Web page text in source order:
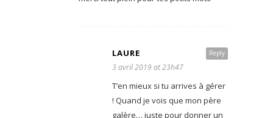
Reply
LAURE
3 avril 2019 at 23h47
T’en mieux si tu arrives à gérer
! Quand je vois que mon père
galère… juste pour donner un